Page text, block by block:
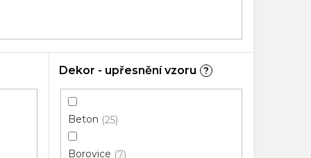
Dekor - upřesnění vzoru ?
Beton 25
Borovice 7